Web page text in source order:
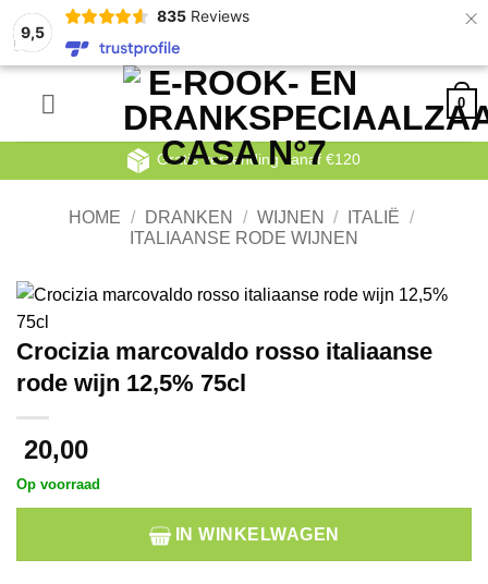
9,5
835 Reviews ×
0
Gratis verzending vanaf €120
HOME / DRANKEN / WIJNEN / ITALIË /
ITALIAANSE RODE WIJNEN
Crocizia marcovaldo rosso italiaanse
rode wijn 12,5% 75cl
20,00
Op voorraad
IN WINKELWAGEN